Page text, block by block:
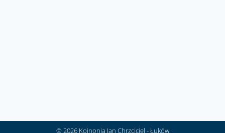
© 2026 Koinonia Jan Chrzciciel - Łuków